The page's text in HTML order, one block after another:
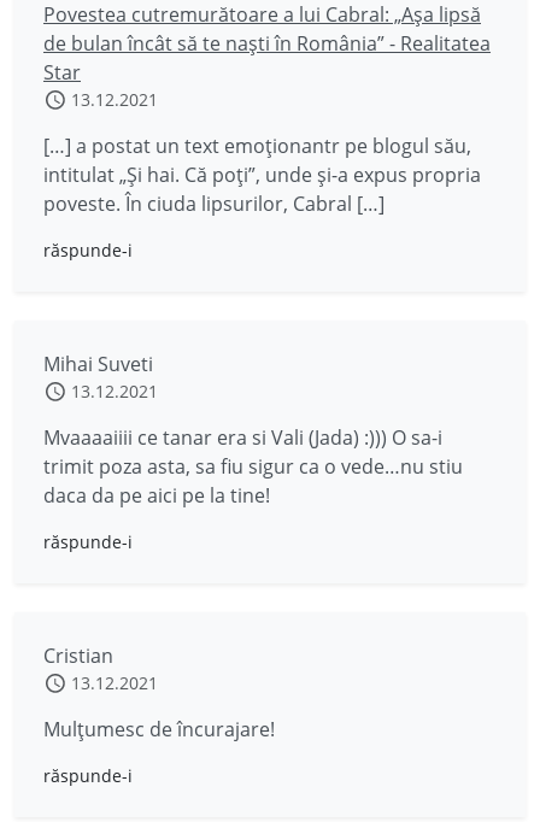
Povestea cutremurătoare a lui Cabral: „Așa lipsă
de bulan încât să te naști în România” - Realitatea
Star
13.12.2021
[…] a postat un text emoţionantr pe blogul său,
intitulat „Şi hai. Că poți”, unde şi-a expus propria
poveste. În ciuda lipsurilor, Cabral […]
răspunde-i
Mihai Suveti
13.12.2021
Mvaaaaiiii ce tanar era si Vali (Jada) :))) O sa-i
trimit poza asta, sa fiu sigur ca o vede…nu stiu
daca da pe aici pe la tine!
răspunde-i
Cristian
13.12.2021
Mulțumesc de încurajare!
răspunde-i